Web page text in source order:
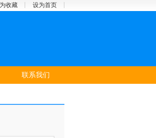
设为首页
收藏
联系我们